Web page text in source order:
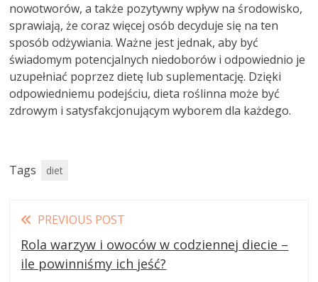
nowotworów, a także pozytywny wpływ na środowisko,
sprawiają, że coraz więcej osób decyduje się na ten
sposób odżywiania. Ważne jest jednak, aby być
świadomym potencjalnych niedoborów i odpowiednio je
uzupełniać poprzez dietę lub suplementację. Dzięki
odpowiedniemu podejściu, dieta roślinna może być
zdrowym i satysfakcjonującym wyborem dla każdego.
Tags diet
Read
more
articles
PREVIOUS POST
Rola warzyw i owoców w codziennej diecie –
ile powinniśmy ich jeść?